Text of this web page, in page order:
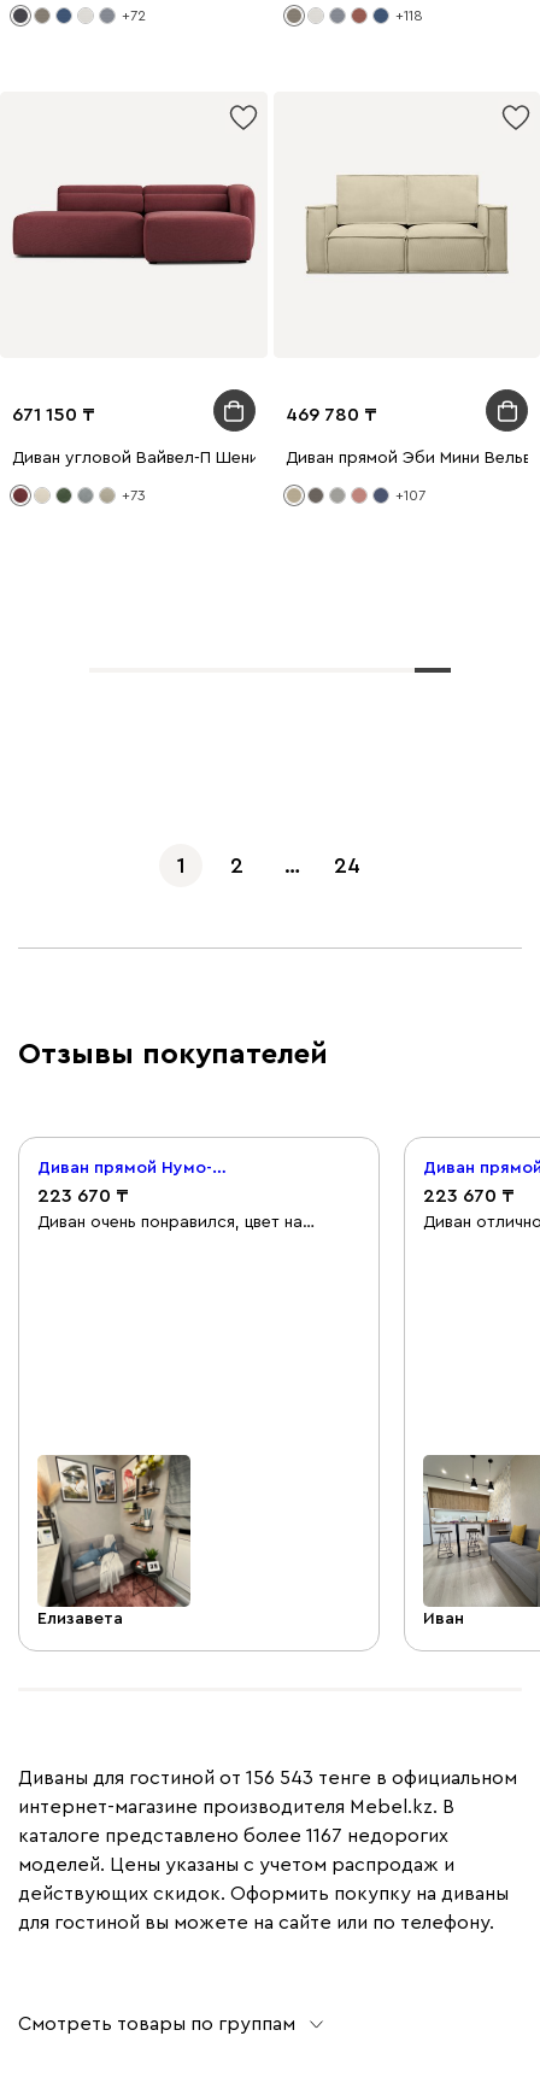
+72 +118
671 150
Диван угловой Вайвел-П Шенилл Бордовый
+73
469 780
Диван прямой Эби Мини
+107
1 2 … 24
Отзывы покупателей
Диван прямой Нумо-Мини 120 Рогожка Серый
223 670
Диван очень понравился, цвет на
Елизавета
223 670
Диван
Иван
Диваны для гостиной от 156 543 тенге в официальном
интернет-магазине производителя Mebel.kz. В
каталоге представлено более 1167 недорогих
моделей. Цены указаны с учетом распродаж и
действующих скидок. Оформить покупку на диваны
для гостиной вы можете на сайте или по телефону.
Смотреть товары по группам